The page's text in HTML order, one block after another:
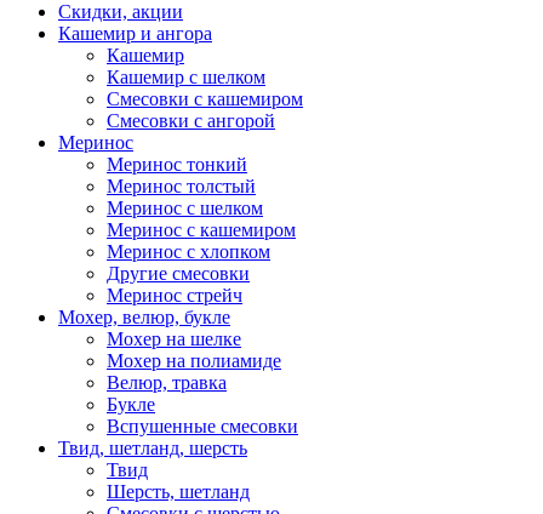
Скидки, акции
Кашемир и ангора
Кашемир
Кашемир с шелком
Смесовки с кашемиром
Смесовки с ангорой
Меринос
Меринос тонкий
Меринос толстый
Меринос с шелком
Меринос с кашемиром
Меринос с хлопком
Другие смесовки
Меринос стрейч
Мохер, велюр, букле
Мохер на шелке
Мохер на полиамиде
Велюр, травка
Букле
Вспушенные смесовки
Твид, шетланд, шерсть
Твид
Шерсть, шетланд